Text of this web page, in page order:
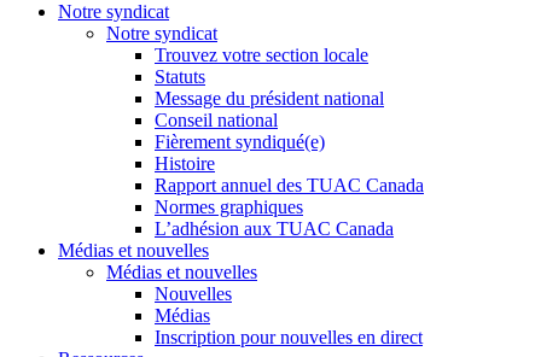
Notre syndicat
Notre syndicat
Trouvez votre section locale
Statuts
Message du président national
Conseil national
Fièrement syndiqué(e)
Histoire
Rapport annuel des TUAC Canada
Normes graphiques
L’adhésion aux TUAC Canada
Médias et nouvelles
Médias et nouvelles
Nouvelles
Médias
Inscription pour nouvelles en direct